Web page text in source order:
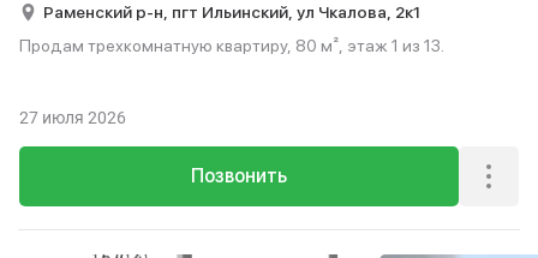
Раменский р-н, пгт Ильинский, ул Чкалова, 2к1
Продам трехкомнатную квартиру, 80 м², этаж 1 из 13.
Позвонить
27 июля 2026